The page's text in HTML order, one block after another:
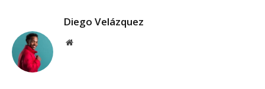
Diego Velázquez
Website